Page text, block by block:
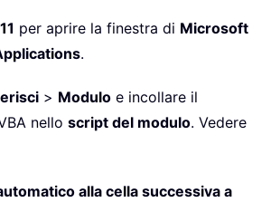
per aprire la finestra di Microsoft
.
> Modulo e incollare il
nello script del modulo. Vedere
alla cella successiva a